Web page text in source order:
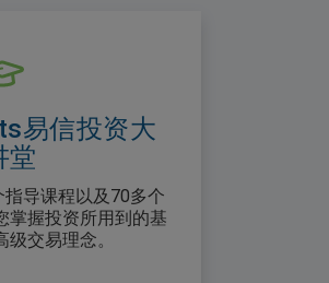
易信投资大
堂
导课程以及70多个
掌握投资所用到的基
交易理念。